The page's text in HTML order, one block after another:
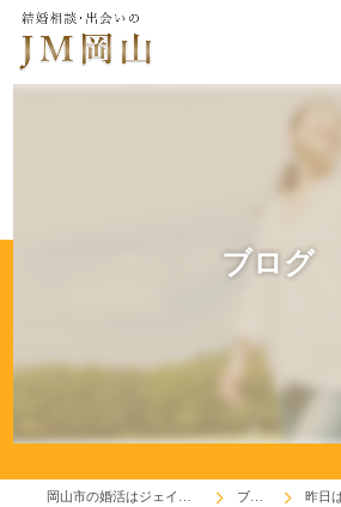
ブログ
ブログ 昨日は